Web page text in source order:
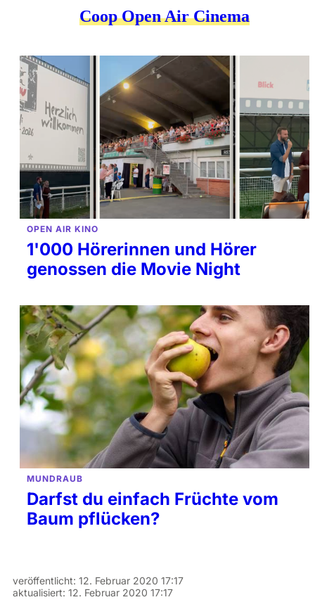
Coop Open Air Cinema
OPEN AIR KINO
1'000 Hörerinnen und Hörer
genossen die Movie Night
MUNDRAUB
Darfst du einfach Früchte vom
Baum pflücken?
veröffentlicht: 12. Februar 2020 17:17
aktualisiert: 12. Februar 2020 17:17